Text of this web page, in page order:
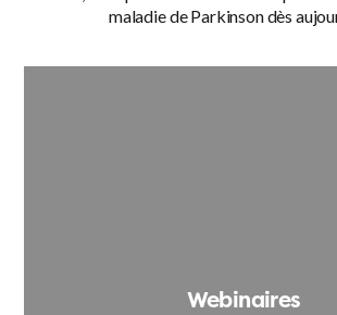
maladie de Parkinson dès
Webinaires